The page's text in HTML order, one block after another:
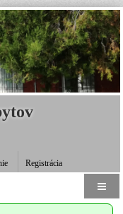
Registrácia